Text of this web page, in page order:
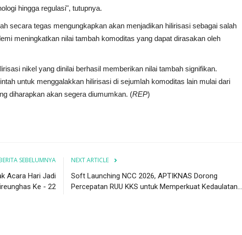
hingga regulasi", tutupnya.
secara tegas mengungkapkan akan menjadikan hilirisasi sebagai salah
meningkatkan nilai tambah komoditas yang dapat dirasakan oleh
nikel yang dinilai berhasil memberikan nilai tambah signifikan.
untuk menggalakkan hilirisasi di sejumlah komoditas lain mulai dari
diharapkan akan segera diumumkan. (REP)
SEBELUMNYA
Acara Hari Jadi
Ke - 22
NEXT ARTICLE
Soft Launching NCC 2026, APTIKNAS Dorong
Percepatan RUU KKS untuk Memperkuat Kedaulatan...